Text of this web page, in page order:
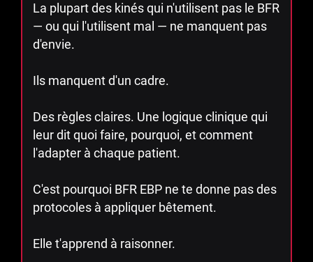
La plupart des kinés qui n'utilisent pas le BFR
— ou qui l'utilisent mal — ne manquent pas
d'envie.
Ils manquent d'un cadre.
Des règles claires. Une logique clinique qui
leur dit quoi faire, pourquoi, et comment
l'adapter à chaque patient.
C'est pourquoi BFR EBP ne te donne pas des
protocoles à appliquer bêtement.
Elle t'apprend à raisonner.